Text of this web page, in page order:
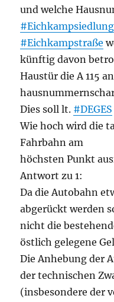
und welche
#Eichkampsiedlung
#Eichkampstraße
künftig davon
Haustür die A 115
Dies soll lt. #DEGES
Wie hoch wird die
Fahrbahn am
höchsten Punkt
Antwort zu 1:
Da die Autobahn
abgerückt werden
nicht die
östlich gelegene
Die Anhebung der
der technischen
(insbesondere der